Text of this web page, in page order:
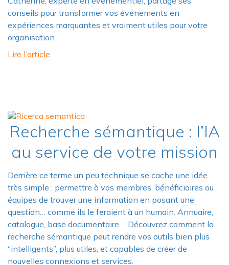
conseils pour transformer vos événements en
expériences marquantes et vraiment utiles pour votre
organisation.
Lire l’article
Recherche sémantique : l’IA
au service de votre mission
Derrière ce terme un peu technique se cache une idée
très simple : permettre à vos membres, bénéficiaires ou
équipes de trouver une information en posant une
question… comme ils le feraient à un humain. Annuaire,
catalogue, base documentaire... Découvrez comment la
recherche sémantique peut rendre vos outils bien plus
“intelligents”, plus utiles, et capables de créer de
nouvelles connexions et services.